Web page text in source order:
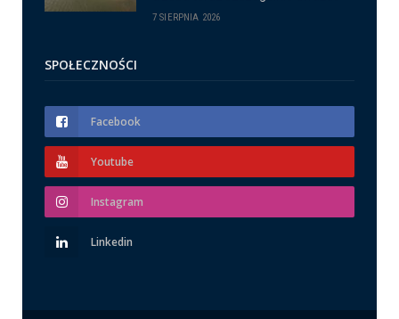
7 SIERPNIA 2026
SPOŁECZNOŚCI
Facebook
Youtube
Instagram
Linkedin